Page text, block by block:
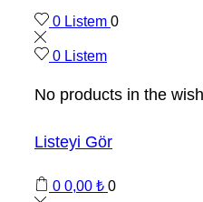
0 Listem 0
0 Listem
No products in the
Listeyi Gör
0 0,00 ₺ 0